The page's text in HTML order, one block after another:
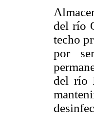
del río
techo
por
del río